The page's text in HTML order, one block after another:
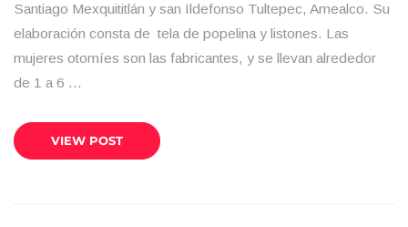
Santiago Mexquititlán y san Ildefonso Tultepec, Amealco. Su
elaboración consta de tela de popelina y listones. Las
mujeres otomíes son las fabricantes, y se llevan alrededor
de 1 a 6 …
VIEW POST